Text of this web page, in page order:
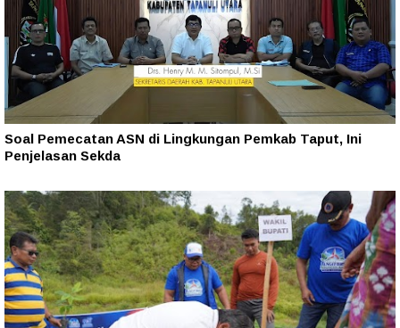
Soal Pemecatan ASN di Lingkungan Pemkab Taput, Ini
Penjelasan Sekda